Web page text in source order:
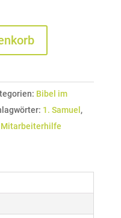
Bibel im
1. Samuel ,
Mitarbeiterhilfe